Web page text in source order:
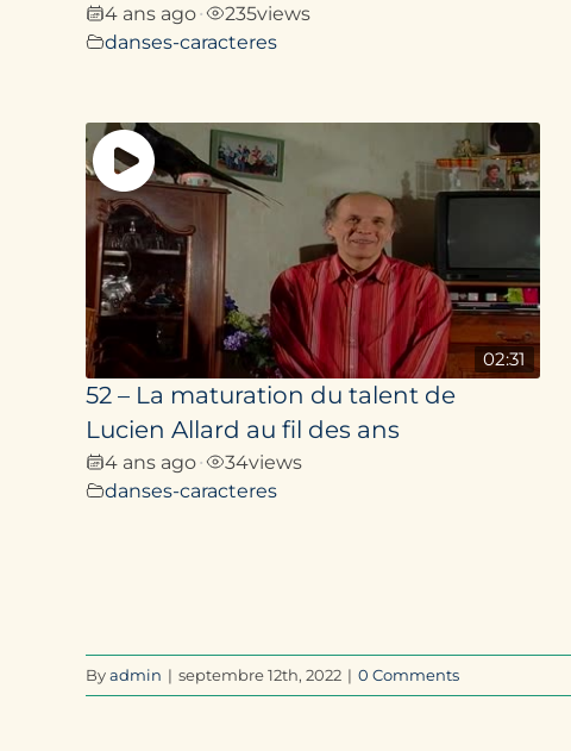
4 ans ago• 235views
danses-caracteres
02:31
52 – La maturation du talent de
Lucien Allard au fil des ans
4 ans ago• 34views
danses-caracteres
Byadmin | septembre 12th, 2022 | 0 Comments